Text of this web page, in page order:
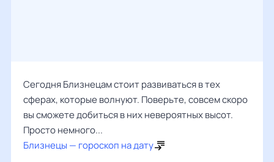
Сегодня Близнецам стоит развиваться в тех
сферах, которые волнуют. Поверьте, совсем скоро
вы сможете добиться в них невероятных высот.
Просто немного...
Близнецы — гороскоп на дату